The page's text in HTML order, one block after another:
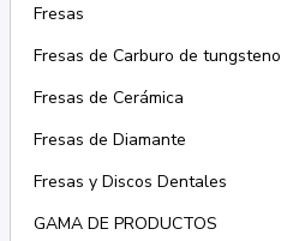
Fresas
Fresas de Carburo de tungsteno
Fresas de Cerámica
Fresas de Diamante
Fresas y Discos Dentales
GAMA DE PRODUCTOS